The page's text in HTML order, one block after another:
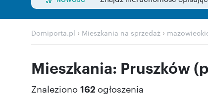
Domiporta.pl › Mieszkania na sprzedaż ›
Mieszkania: Pruszków
Znaleziono 162 ogłoszenia